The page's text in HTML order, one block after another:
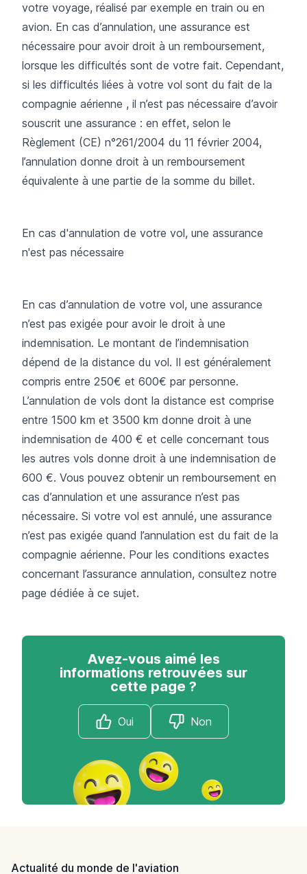
votre voyage, réalisé par exemple en train ou en
avion. En cas d’annulation, une assurance est
nécessaire pour avoir droit à un remboursement,
lorsque les difficultés sont de votre fait. Cependant,
si les difficultés liées à votre vol sont du fait de la
compagnie aérienne , il n’est pas nécessaire d’avoir
souscrit une assurance : en effet, selon le
Règlement (CE) n°261/2004 du 11 février 2004,
l’annulation donne droit à un remboursement
équivalente à une partie de la somme du billet.
En cas d'annulation de votre vol, une assurance
n'est pas nécessaire
En cas d’annulation de votre vol, une assurance
n’est pas exigée pour avoir le droit à une
indemnisation. Le montant de l’indemnisation
dépend de la distance du vol. Il est généralement
compris entre 250€ et 600€ par personne.
L’annulation de vols dont la distance est comprise
entre 1500 km et 3500 km donne droit à une
indemnisation de 400 € et celle concernant tous
les autres vols donne droit à une indemnisation de
600 €. Vous pouvez obtenir un remboursement en
cas d’annulation et une assurance n’est pas
nécessaire. Si votre vol est annulé, une assurance
n’est pas exigée quand l’annulation est du fait de la
compagnie aérienne. Pour les conditions exactes
concernant l’assurance annulation, consultez notre
page dédiée à ce sujet.
Avez-vous aimé les
informations retrouvées sur
cette page ?
Oui Non
Actualité du monde de l'aviation